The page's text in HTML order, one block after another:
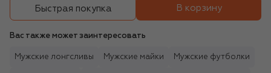
Быстрая покупка В корзину
Вас также может заинтересовать
Мужские лонгсливы Мужские майки Мужские футболки